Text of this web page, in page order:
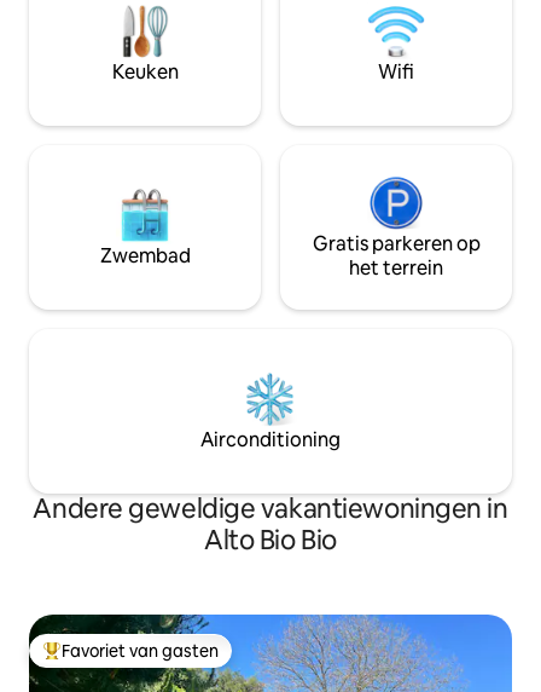
je nodig hebt
onze ruimte. En
stapt, ben je
in de natuur,
Keuken Wifi
Zwembad
Gratis parkeren op
het terrein
Airconditioning
Andere geweldige vakantiewoningen in
Alto Bio Bio
Topfavoriet van gasten
Favoriet van gasten